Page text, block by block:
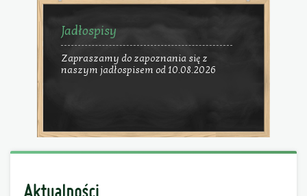
Jadłospisy
Zapraszamy do zapoznania się z
naszym jadłospisem od 10.08.2026